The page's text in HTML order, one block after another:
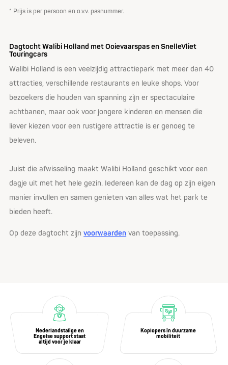
* Prijs is per persoon en o.v.v. pasnummer.
Dagtocht Walibi Holland met Ooievaarspas en SnelleVliet
Touringcars
Walibi Holland is een veelzijdig attractiepark met meer dan 40
attracties, verschillende restaurants en leuke shops. Voor
bezoekers die houden van spanning zijn er spectaculaire
achtbanen, maar ook voor jongere kinderen en mensen die
liever kiezen voor een rustigere attractie is er genoeg te
beleven.
Juist die afwisseling maakt Walibi Holland geschikt voor een
dagje uit met het hele gezin. Iedereen kan de dag op zijn eigen
manier invullen en samen genieten van alles wat het park te
bieden heeft.
Op deze dagtocht zijnvoorwaarden van toepassing.
Nederlandstalige en
Engelse support staat
altijd voor je klaar
Koplopers in duurzame
mobiliteit